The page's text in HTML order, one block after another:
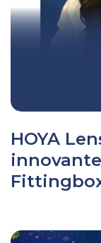
HOYA